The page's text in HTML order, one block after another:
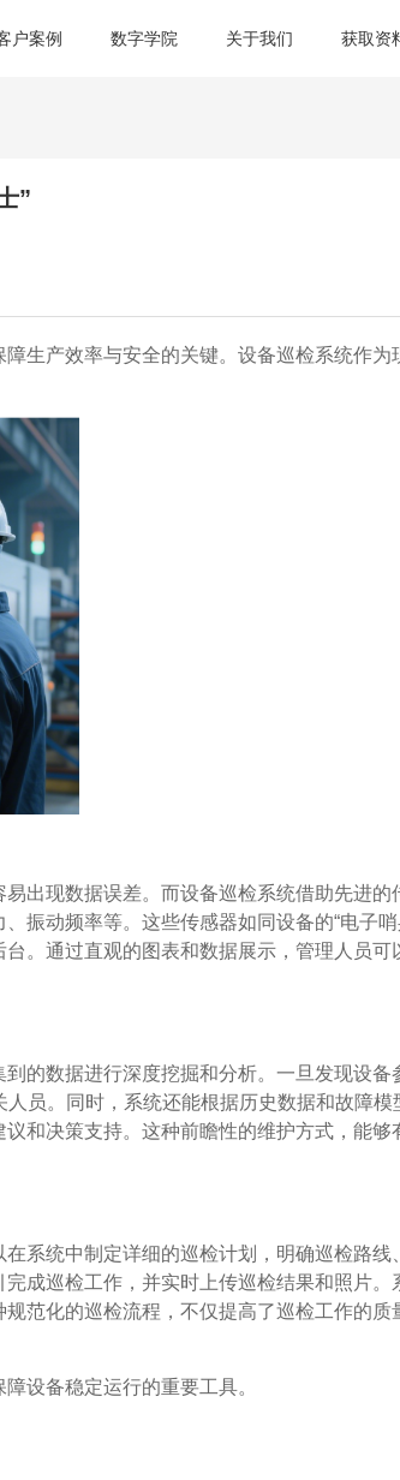
户案例 数字学院 关于我们 获取资
”
生产效率与安全的关键。设备巡检系统作为
出现数据误差。而设备巡检系统借助先进的
振动频率等。这些传感器如同设备的“电子哨
。通过直观的图表和数据展示，管理人员可
的数据进行深度挖掘和分析。一旦发现设备
员。同时，系统还能根据历史数据和故障模
和决策支持。这种前瞻性的维护方式，能够
系统中制定详细的巡检计划，明确巡检路线
成巡检工作，并实时上传巡检结果和照片。
范化的巡检流程，不仅提高了巡检工作的质
设备稳定运行的重要工具。